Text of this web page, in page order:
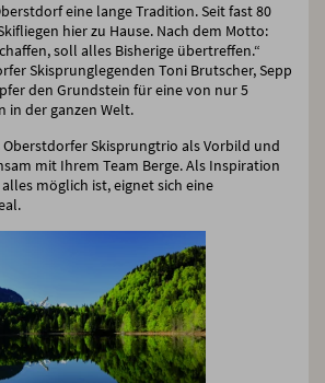
eine lange Tradition. Seit fast 80
hier zu Hause. Nach dem Motto:
soll alles Bisherige übertreffen.“
Skisprunglegenden Toni Brutscher, Sepp
den Grundstein für eine von nur 5
in der ganzen Welt.
Oberstdorfer Skisprungtrio als Vorbild und
mit Ihrem Team Berge. Als Inspiration
möglich ist, eignet sich eine